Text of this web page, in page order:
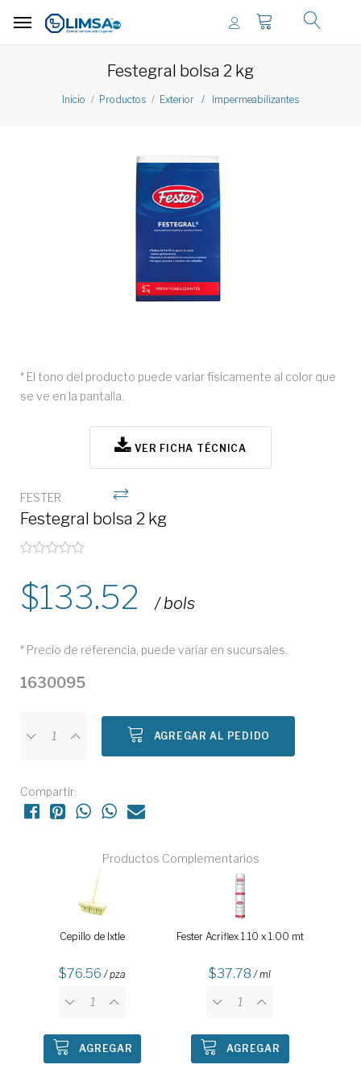
Festegral bolsa 2 kg
Inicio Productos Exterior / Impermeabilizantes
* El tono del producto puede variar físicamente al color que
se ve en la pantalla.
VER FICHA TÉCNICA
FESTER
Festegral bolsa 2 kg
133.52 / bols
* Precio de referencia, puede variar en sucursales.
1630095
AGREGAR AL PEDIDO
Compartir:
Productos Complementarios
Cepillo de Ixtle
76.56 / pza
AGREGAR
Fester Acriflex 1.10 x 1.00 mt
37.78 / ml
AGREGAR